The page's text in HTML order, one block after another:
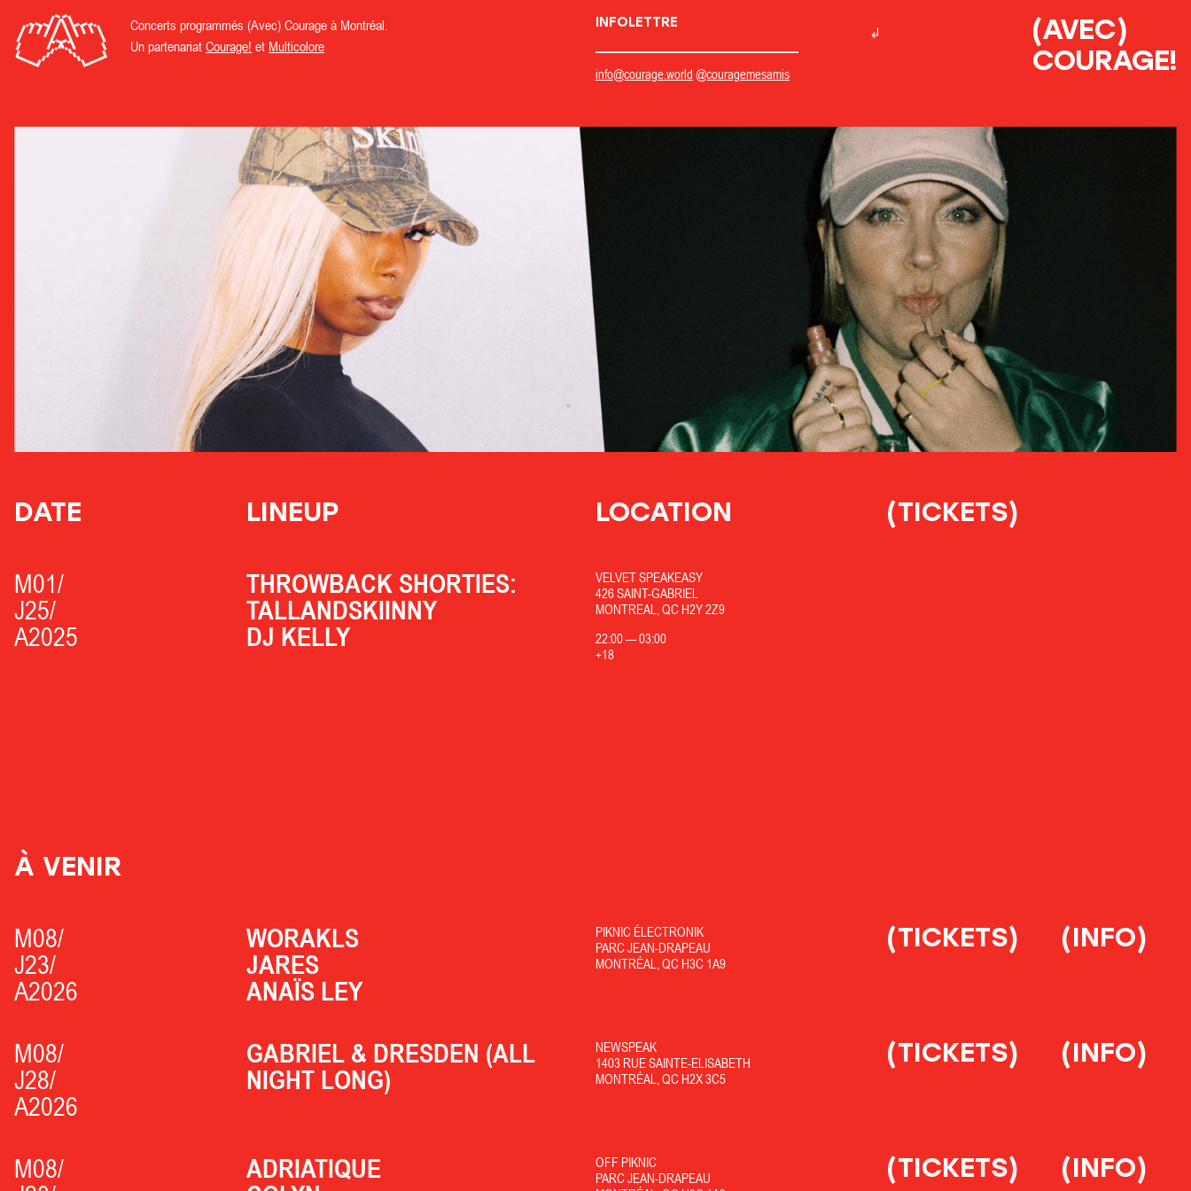
Concerts programmés (Avec) Courage à Montréal.
Un partenariatCourage! et Multicolore
INFOLETTRE
info@courage.world @couragemesamis
(AVEC)
COURAGE!
DATE LINEUP LOCATION (TICKETS)
M01/
J25/
A2025
THROWBACK SHORTIES:
TALLANDSKIINNY
DJ KELLY
VELVET SPEAKEASY
426 SAINT-GABRIEL
MONTREAL, QC H2Y 2Z9
22:00—03:00
+18
À VENIR
M08/
J23/
A2026
WORAKLS
JARES
ANAÏS LEY
PIKNIC ÉLECTRONIK
PARC JEAN-DRAPEAU
MONTRÉAL, QC H3C 1A9
(TICKETS) (INFO)
M08/
J28/
A2026
GABRIEL & DRESDEN (ALL
NIGHT LONG)
NEWSPEAK
1403 RUE SAINTE-ELISABETH
MONTRÉAL, QC H2X 3C5
(TICKETS) (INFO)
M08/
ADRIATIQUE
OFF PIKNIC
PARC JEAN-DRAPEAU
(TICKETS) (INFO)